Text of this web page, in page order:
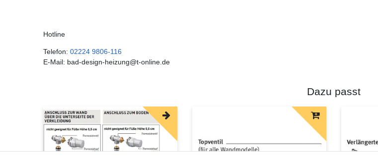
Hotline
Telefon: 02224 9806-116
E-Mail: bad-design-heizung@t-online.de
Dazu passt